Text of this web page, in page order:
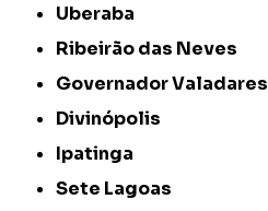
Uberaba
Ribeirão das Neves
Governador Valadares
Divinópolis
Ipatinga
Sete Lagoas